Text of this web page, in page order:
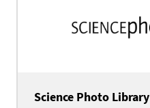
Science Photo Library